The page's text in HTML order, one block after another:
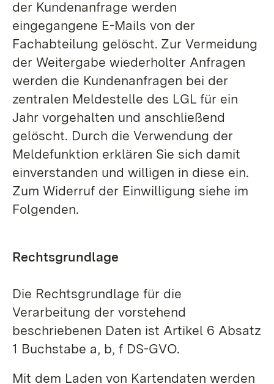
der Kundenanfrage werden
eingegangene E-Mails von der
Fachabteilung gelöscht. Zur Vermeidung
der Weitergabe wiederholter Anfragen
werden die Kundenanfragen bei der
zentralen Meldestelle des LGL für ein
Jahr vorgehalten und anschließend
gelöscht. Durch die Verwendung der
Meldefunktion erklären Sie sich damit
einverstanden und willigen in diese ein.
Zum Widerruf der Einwilligung siehe im
Folgenden.
Rechtsgrundlage
Die Rechtsgrundlage für die
Verarbeitung der vorstehend
beschriebenen Daten ist Artikel 6 Absatz
1 Buchstabe a, b, f DS-GVO.
Mit dem Laden von Kartendaten werden